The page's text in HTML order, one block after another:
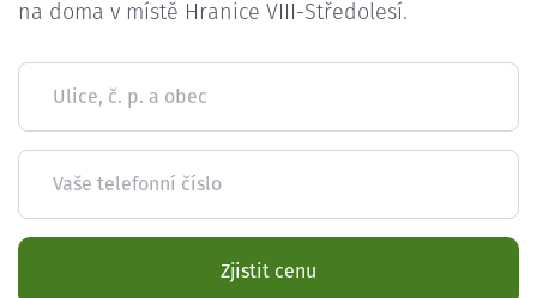
na doma v místě Hranice VIII-Středolesí.
Ulice, č. p. a obec
Vaše telefonní číslo
Zjistit cenu